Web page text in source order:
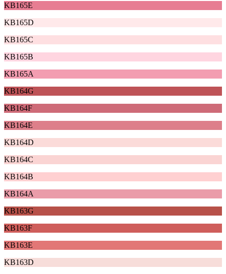
KB165E
KB165D
KB165C
KB165B
KB165A
KB164G
KB164F
KB164E
KB164D
KB164C
KB164B
KB164A
KB163G
KB163F
KB163E
KB163D